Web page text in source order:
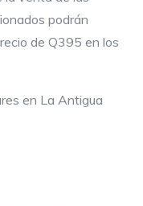
podrán
de Q395 en los
en La Antigua